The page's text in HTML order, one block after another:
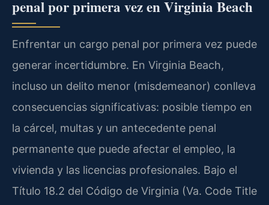
penal por primera vez en Virginia Beach
Enfrentar un cargo penal por primera vez puede
generar incertidumbre. En Virginia Beach,
incluso un delito menor (misdemeanor) conlleva
consecuencias significativas: posible tiempo en
la cárcel, multas y un antecedente penal
permanente que puede afectar el empleo, la
vivienda y las licencias profesionales. Bajo el
Título 18.2 del Código de Virginia (Va. Code Title